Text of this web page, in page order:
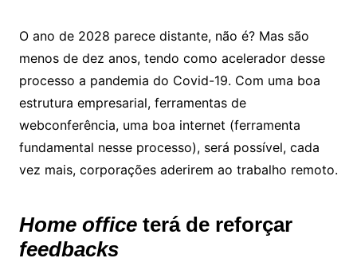
O ano de 2028 parece distante, não é? Mas são
menos de dez anos, tendo como acelerador desse
processo a pandemia do Covid-19. Com uma boa
estrutura empresarial, ferramentas de
webconferência, uma boa internet (ferramenta
fundamental nesse processo), será possível, cada
vez mais, corporações aderirem ao trabalho remoto.
Home officeterá de reforçar
feedbacks